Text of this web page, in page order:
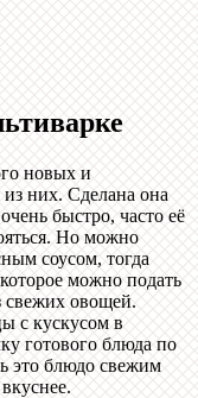
новых и
них. Сделана она
быстро, часто её
Но можно
соусом, тогда
можно подать
свежих овощей.
с кускусом в
готового блюда по
это блюдо свежим